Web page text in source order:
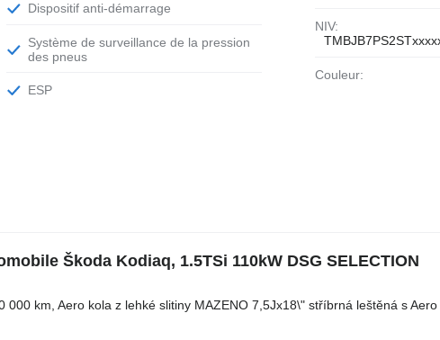
Dispositif anti-démarrage
Système de surveillance de la pression
des pneus
ESP
NIV:
Couleur:
Škoda Kodiaq, 1.5TSi 110kW DSG SELECTION
000 km, Aero kola z lehké slitiny MAZENO 7,5Jx18\" stříbrná leštěná s